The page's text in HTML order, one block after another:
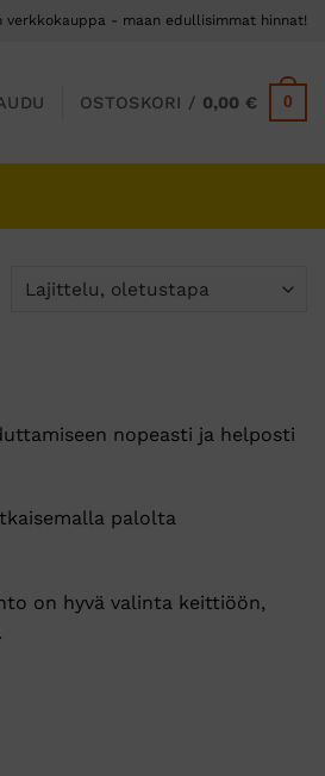
verkkokauppa - maan edullisimmat hinnat!
OSTOSKORI / 0,00€ 0
nopeasti ja helposti
palolta
on hyvä valinta keittiöön,